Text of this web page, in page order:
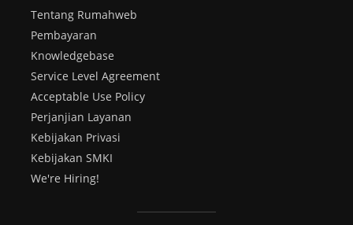
Tentang Rumahweb
Pembayaran
Knowledgebase
Service Level Agreement
Acceptable Use Policy
Perjanjian Layanan
Kebijakan Privasi
Kebijakan SMKI
We're Hiring!